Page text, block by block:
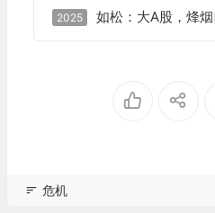
2025 如松：大A股，烽
危机